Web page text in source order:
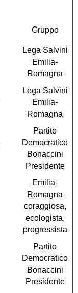
Gruppo
Lega Salvini
Emilia-
Romagna
Lega Salvini
Emilia-
Romagna
Partito
Democratico
Bonaccini
Presidente
Emilia-
Romagna
coraggiosa,
ecologista,
progressista
Partito
Democratico
Bonaccini
Presidente